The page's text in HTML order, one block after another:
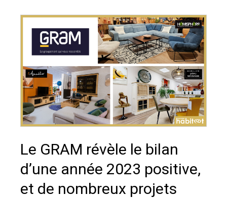
Le GRAM révèle le bilan
d’une année 2023 positive,
et de nombreux projets